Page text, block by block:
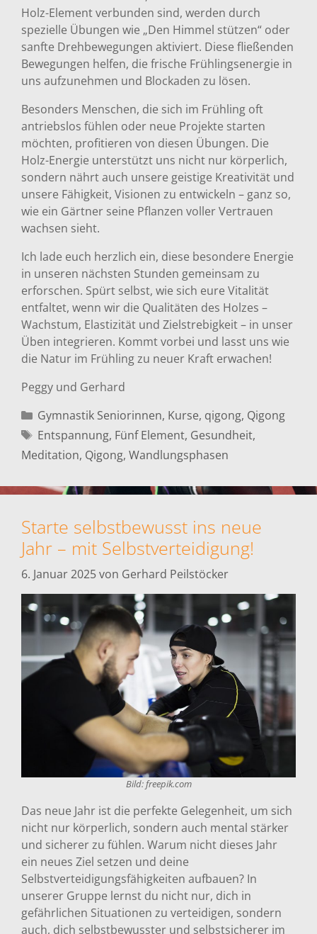
Holz-Element verbunden sind, werden durch
spezielle Übungen wie „Den Himmel stützen“ oder
sanfte Drehbewegungen aktiviert. Diese fließenden
Bewegungen helfen, die frische Frühlingsenergie in
uns aufzunehmen und Blockaden zu lösen.
Besonders Menschen, die sich im Frühling oft
antriebslos fühlen oder neue Projekte starten
möchten, profitieren von diesen Übungen. Die
Holz-Energie unterstützt uns nicht nur körperlich,
sondern nährt auch unsere geistige Kreativität und
unsere Fähigkeit, Visionen zu entwickeln – ganz so,
wie ein Gärtner seine Pflanzen voller Vertrauen
wachsen sieht.
Ich lade euch herzlich ein, diese besondere Energie
in unseren nächsten Stunden gemeinsam zu
erforschen. Spürt selbst, wie sich eure Vitalität
entfaltet, wenn wir die Qualitäten des Holzes –
Wachstum, Elastizität und Zielstrebigkeit – in unser
Üben integrieren. Kommt vorbei und lasst uns wie
die Natur im Frühling zu neuer Kraft erwachen!
Peggy und Gerhard
Kategorien
Gymnastik Seniorinnen, Kurse, qigong, Qigong
Schlagwörter
Entspannung, Fünf Element, Gesundheit,
Meditation, Qigong, Wandlungsphasen
Starte selbstbewusst ins neue
Jahr – mit Selbstverteidigung!
6. Januar 2025von Gerhard Peilstöcker
Bild: freepik.com
Das neue Jahr ist die perfekte Gelegenheit, um sich
nicht nur körperlich, sondern auch mental stärker
und sicherer zu fühlen. Warum nicht dieses Jahr
ein neues Ziel setzen und deine
Selbstverteidigungsfähigkeiten aufbauen? In
unserer Gruppe lernst du nicht nur, dich in
gefährlichen Situationen zu verteidigen, sondern
auch, dich selbstbewusster und selbstsicherer im